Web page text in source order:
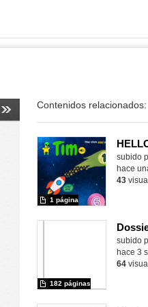
Contenidos relacionados:
subido
1 página
hace
43
subido
182 páginas
hace 3
64